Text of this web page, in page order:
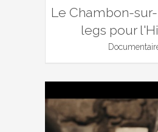
Le Chambon-
legs pour